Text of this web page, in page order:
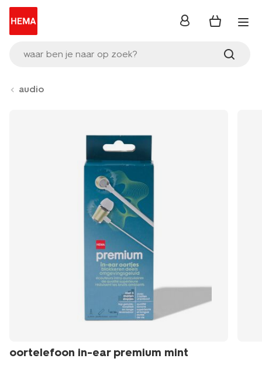
waar ben je naar op zoek?
inloggen
audio
oortelefoon in-ear premium mint